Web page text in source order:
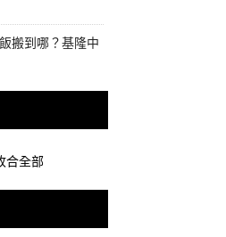
搬到哪？基隆中
合全部